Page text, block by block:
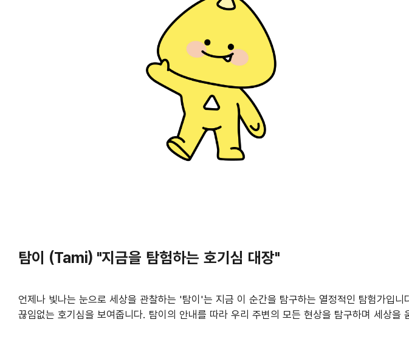
탐이 (Tami) "지금을 탐험하는 호기심 대장"
언제나 빛나는 눈으로 세상을 관찰하는 '탐이'는 지금 이 순간을 탐구하는 열정적인 탐험가입
끊임없는 호기심을 보여줍니다. 탐이의 안내를 따라 우리 주변의 모든 현상을 탐구하며 세상을